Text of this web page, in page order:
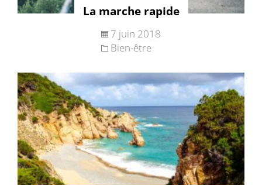
La marche rapide
7 juin 2018
Bien-être